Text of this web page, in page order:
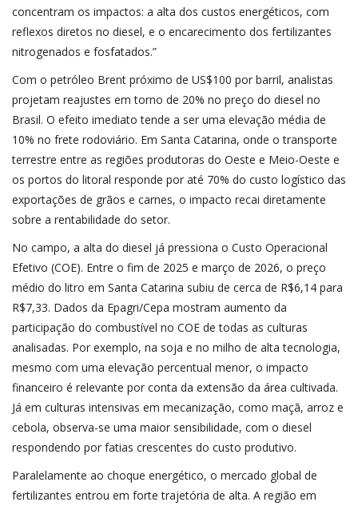
concentram os impactos: a alta dos custos energéticos, com
reflexos diretos no diesel, e o encarecimento dos fertilizantes
nitrogenados e fosfatados.”
Com o petróleo Brent próximo de US$100 por barril, analistas
projetam reajustes em torno de 20% no preço do diesel no
Brasil. O efeito imediato tende a ser uma elevação média de
10% no frete rodoviário. Em Santa Catarina, onde o transporte
terrestre entre as regiões produtoras do Oeste e Meio-Oeste e
os portos do litoral responde por até 70% do custo logístico das
exportações de grãos e carnes, o impacto recai diretamente
sobre a rentabilidade do setor.
No campo, a alta do diesel já pressiona o Custo Operacional
Efetivo (COE). Entre o fim de 2025 e março de 2026, o preço
médio do litro em Santa Catarina subiu de cerca de R$6,14 para
R$7,33. Dados da Epagri/Cepa mostram aumento da
participação do combustível no COE de todas as culturas
analisadas. Por exemplo, na soja e no milho de alta tecnologia,
mesmo com uma elevação percentual menor, o impacto
financeiro é relevante por conta da extensão da área cultivada.
Já em culturas intensivas em mecanização, como maçã, arroz e
cebola, observa-se uma maior sensibilidade, com o diesel
respondendo por fatias crescentes do custo produtivo.
Paralelamente ao choque energético, o mercado global de
fertilizantes entrou em forte trajetória de alta. A região em